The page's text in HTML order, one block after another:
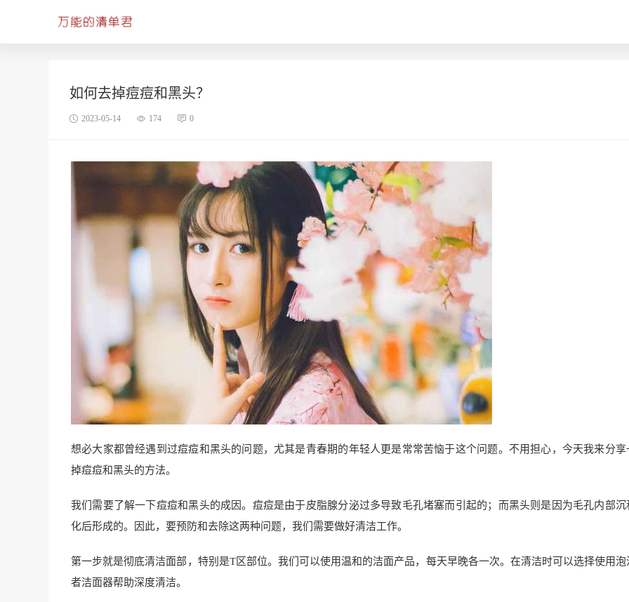
如何去掉痘痘和黑头？
2023-05-14 174 0
想必大家都曾经遇到过痘痘和黑头的问题，尤其是青春期的年轻人更是常常苦恼于这个问题。不用担心，今天我来分享
掉痘痘和黑头的方法。
我们需要了解一下痘痘和黑头的成因。痘痘是由于皮脂腺分泌过多导致毛孔堵塞而引起的；而黑头则是因为毛孔内部沉
化后形成的。因此，要预防和去除这两种问题，我们需要做好清洁工作。
第一步就是彻底清洁面部，特别是T区部位。我们可以使用温和的洁面产品，每天早晚各一次。在清洁时可以选择使用泡
者洁面器帮助深度清洁。